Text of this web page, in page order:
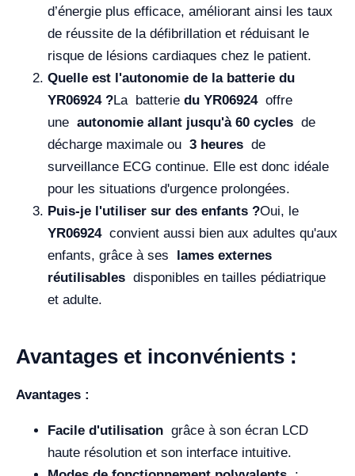
d’énergie plus efficace, améliorant ainsi les taux
de réussite de la défibrillation et réduisant le
risque de lésions cardiaques chez le patient.
Quelle est l'autonomie de la batterie du
YR06924 ?La batterie du YR06924offre
une autonomie allant jusqu'à 60 cycles de
décharge maximale ou 3 heures de
surveillance ECG continue. Elle est donc idéale
pour les situations d'urgence prolongées.
Puis-je l'utiliser sur des enfants ?Oui, le
YR06924convient aussi bien aux adultes qu'aux
enfants, grâce à ses lames externes
réutilisables disponibles en tailles pédiatrique
et adulte.
Avantages et inconvénients :
Avantages :
Facile d'utilisation grâce à son écran LCD
haute résolution et son interface intuitive.